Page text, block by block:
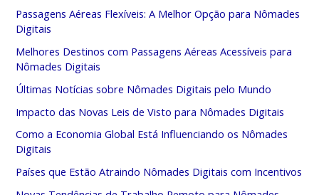
Passagens Aéreas Flexíveis: A Melhor Opção para Nômades
Digitais
Melhores Destinos com Passagens Aéreas Acessíveis para
Nômades Digitais
Últimas Notícias sobre Nômades Digitais pelo Mundo
Impacto das Novas Leis de Visto para Nômades Digitais
Como a Economia Global Está Influenciando os Nômades
Digitais
Países que Estão Atraindo Nômades Digitais com Incentivos